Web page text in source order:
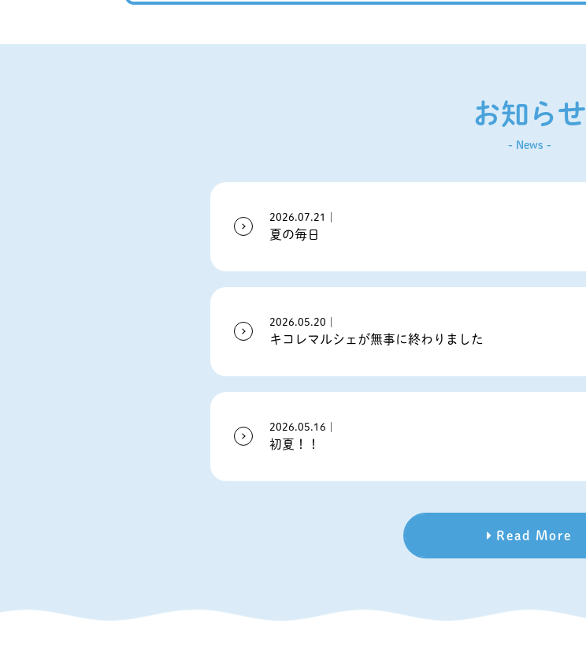
お知らせ
- News -
2026.07.21｜
夏の毎日
2026.05.20｜
キコレマルシェが無事に終わりました
2026.05.16｜
初夏！！
Read More